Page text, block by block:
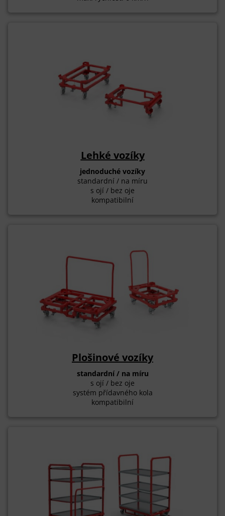
Lehké vozíky
jednoduché vozíky
standardní / na míru
s ojí / bez oje
kompatibilní
Plošinové vozíky
standardní / na míru
s ojí / bez oje
systém přídavného kola
kompatibilní